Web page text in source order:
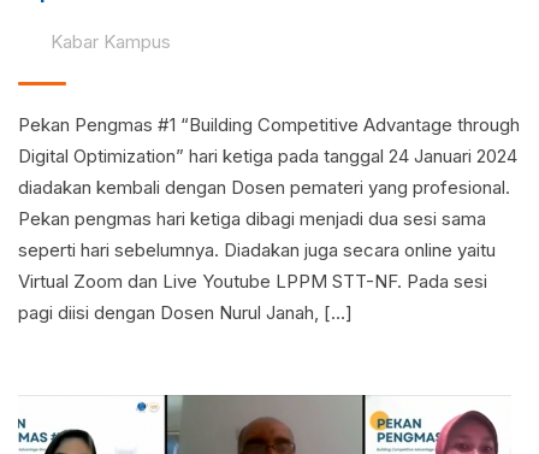
Kabar Kampus
Pekan Pengmas #1 “Building Competitive Advantage through
Digital Optimization” hari ketiga pada tanggal 24 Januari 2024
diadakan kembali dengan Dosen pemateri yang profesional.
Pekan pengmas hari ketiga dibagi menjadi dua sesi sama
seperti hari sebelumnya. Diadakan juga secara online yaitu
Virtual Zoom dan Live Youtube LPPM STT-NF. Pada sesi
pagi diisi dengan Dosen Nurul Janah, […]